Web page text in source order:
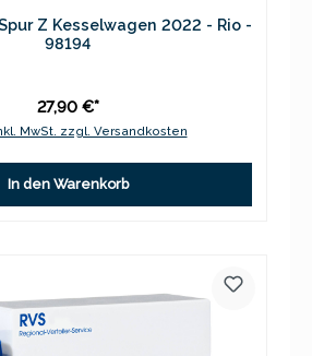
Z Kesselwagen 2022 - Rio -
98194
27,90 €*
MwSt. zzgl. Versandkosten
In den Warenkorb